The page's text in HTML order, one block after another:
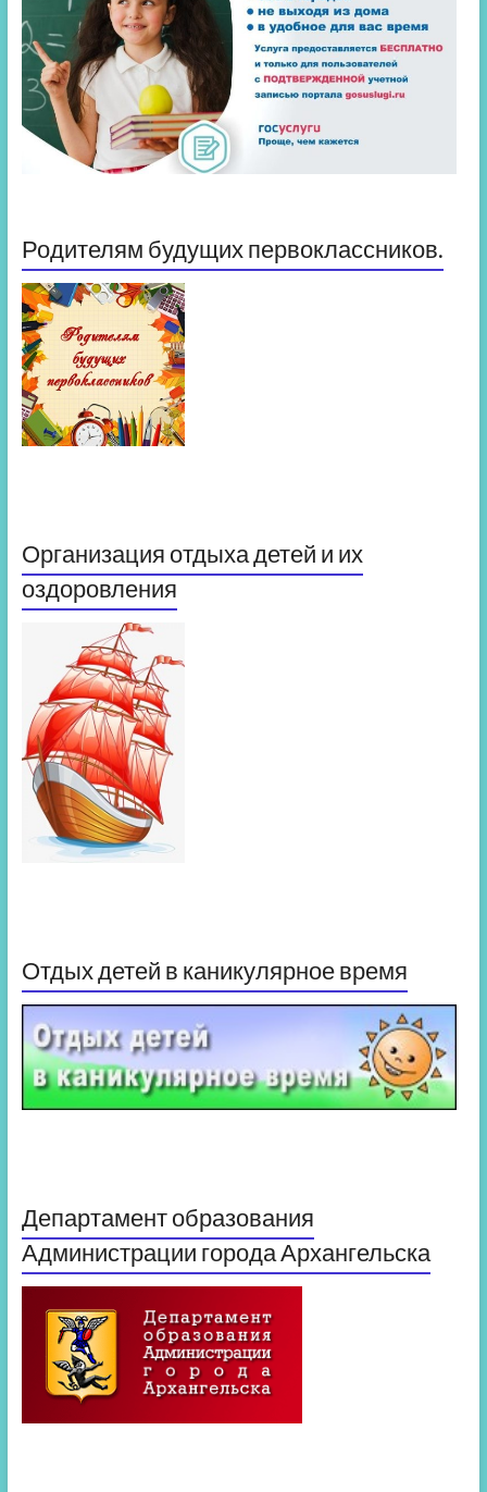
Родителям будущих первоклассников.
Организация отдыха детей и их
оздоровления
Отдых детей в каникулярное время
Департамент образования
Администрации города Архангельска